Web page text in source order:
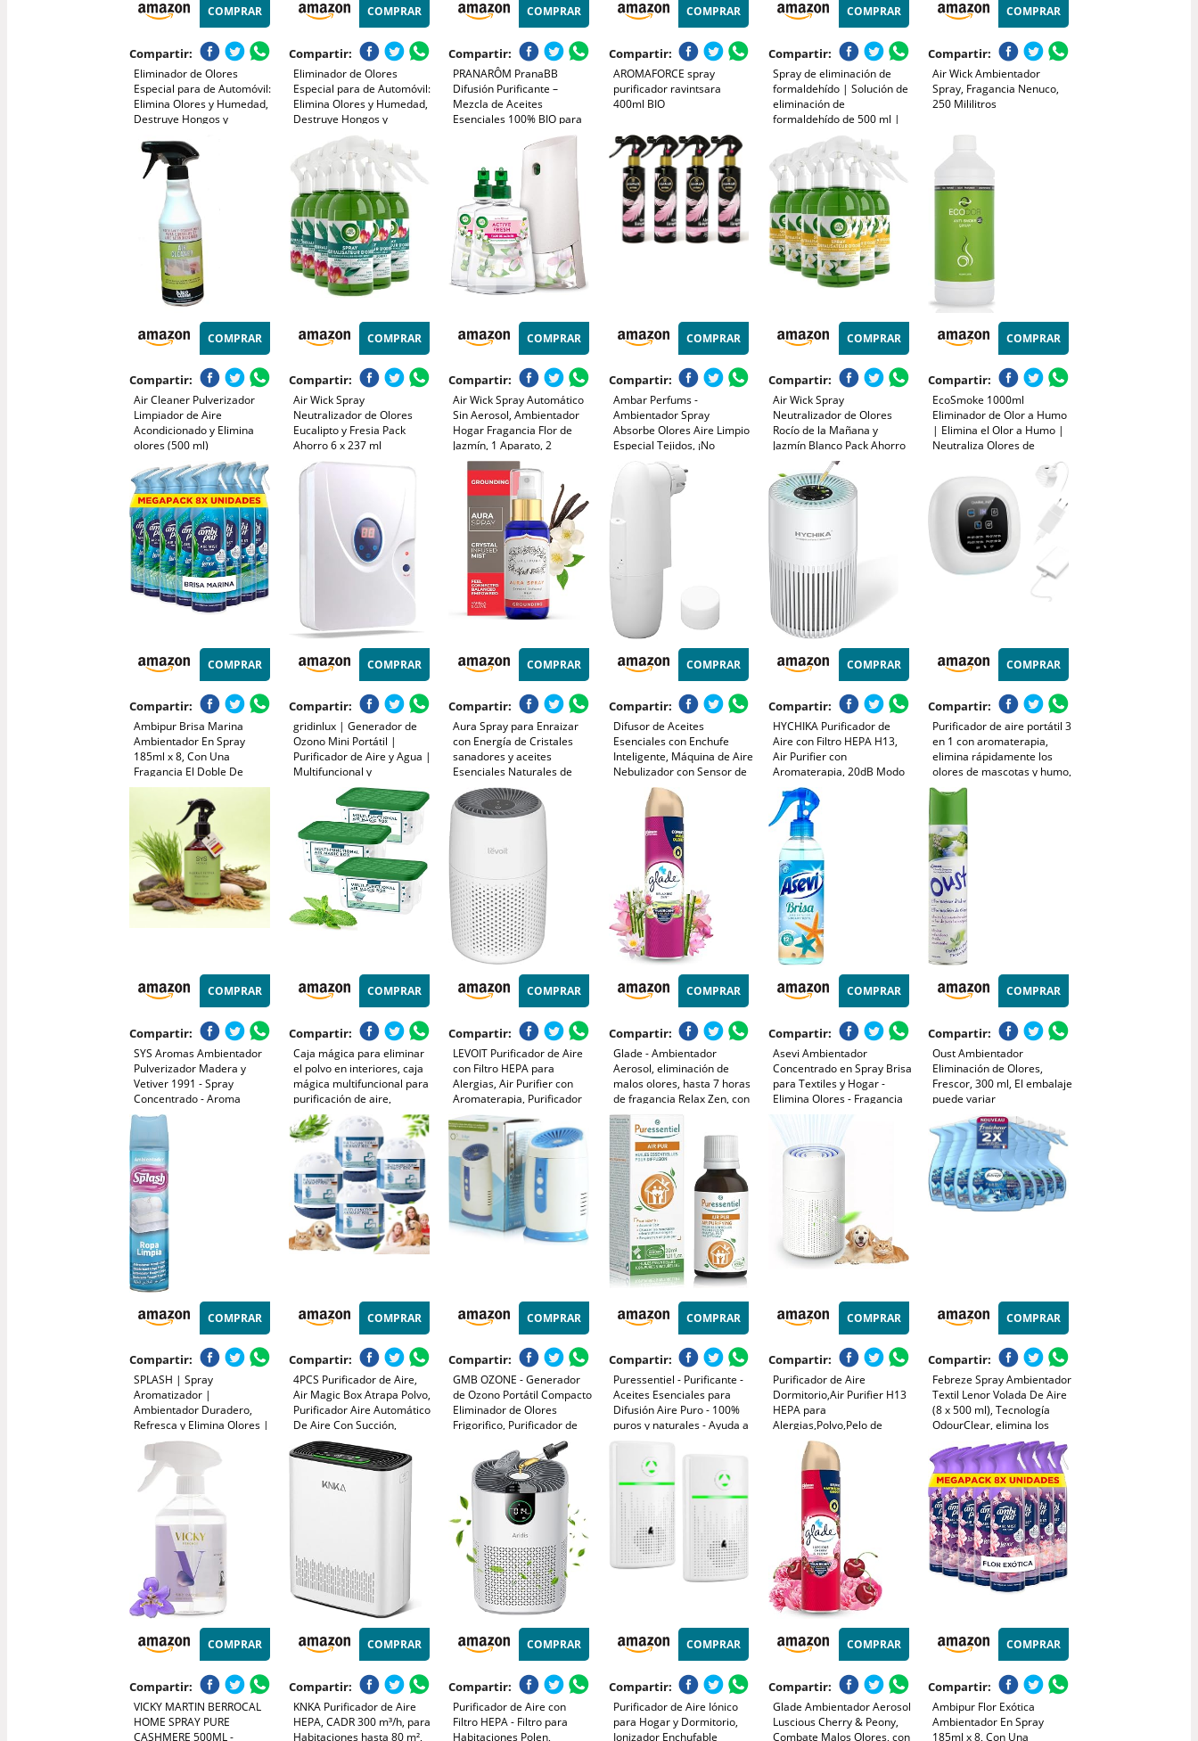
COMPRAR
Compartir:
Eliminador de Olores
Especial para de Automóvil:
Elimina Olores y Humedad,
Destruye Hongos y
Rápido - Aire Fresco y
Limpio en Tu Coche 150ml,
Olor Brisa Marina - 3
Unidad
COMPRAR
Compartir:
Eliminador de Olores
Especial para de Automóvil:
Elimina Olores y Humedad,
Destruye Hongos y
Bacterias, Uso Fácil y
Rápido - Aire Fresco y
Limpio en Tu Coche 150ml,
Olor Pino - 3 Unidad
COMPRAR
Compartir:
PRANARÔM PranaBB
Difusión Purificante –
Mezcla de Aceites
Esenciales 100% BIO para
Difusor Bebé – Purifica el
Aire y Crea un Ambiente
Saludable – Vegano – 10 ml
COMPRAR
Compartir:
AROMAFORCE spray
purificador ravintsara
400ml BIO
COMPRAR
Compartir:
Spray de eliminación de
formaldehído | Solución de
eliminación de
formaldehído de 500 ml |
Purificador de aire sin olor
para el hogar | Eliminador
de olores domésticos para
muebles, paredes, pisos
COMPRAR
Compartir:
Air Wick Ambientador
Spray, Fragancia Nenuco,
250 Mililitros
COMPRAR
Compartir:
Air Cleaner Pulverizador
Limpiador de Aire
Acondicionado y Elimina
olores (500 ml)
COMPRAR
Compartir:
Air Wick Spray
Neutralizador de Olores
Eucalipto y Fresia Pack
Ahorro 6 x 237 ml
Ambientador en Spray
Eliminador de Olores para
COMPRAR
Compartir:
Air Wick Spray Automático
Sin Aerosol, Ambientador
Hogar Fragancia Flor de
Jazmín, 1 Aparato, 2
Recambios, 24 x 7 Active
Fresh Neutralizador de
Olores, hasta 70 Días de
Frescor
COMPRAR
Compartir:
Ambar Perfums -
Ambientador Spray
Absorbe Olores Aire Limpio
Especial Tejidos, ¡No
mancha! Pack de 4 uds de
280 ml.
COMPRAR
Compartir:
Air Wick Spray
Neutralizador de Olores
Rocío de la Mañana y
Jazmín Blanco Pack Ahorro
6 x 237 ml Ambientador en
Spray Eliminador de Olores
para Hogar
COMPRAR
Compartir:
EcoSmoke 1000ml
Eliminador de Olor a Humo
| Elimina el Olor a Humo |
Neutraliza Olores de
Tabaco y Quemado | Spray
Anti-Humo 100% Orgánico
| Elimina la Nicotina |
Enzimas Vegetales
COMPRAR
Compartir:
Ambipur Brisa Marina
Ambientador En Spray
185ml x 8, Con Una
Fragancia El Doble De
Duradera Que Elimina
Olores Y Deja Un Aroma
Fresco Y Ligero
COMPRAR
Compartir:
gridinlux | Generador de
Ozono Mini Portátil |
Purificador de Aire y Agua |
Multifuncional y
Desinfectante | Filtra y
Neutraliza alérgenos y
Malos olores | Potencia y
duración Personalizable |
10W
COMPRAR
Compartir:
Aura Spray para Enraizar
con Energía de Cristales
sanadores y aceites
Esenciales Naturales de
Vainilla y Clavo de Olor
COMPRAR
Compartir:
Difusor de Aceites
Esenciales con Enchufe
Inteligente, Máquina de Aire
Nebulizador con Sensor de
Luz Bluetooth, 100ml,
Enchufe Europeo de 100 a
240V, Blanco
COMPRAR
Compartir:
HYCHIKA Purificador de
Aire con Filtro HEPA H13,
Air Purifier con
Aromaterapia, 20dB Modo
Sueño, Elimina 99,97% de
Polvo, Polen, Humo y
Olores, 3 Luces Nocturnas,
Temporizador, para Hogar
y Dormitorio
COMPRAR
Compartir:
Purificador de aire portátil 3
en 1 con aromaterapia,
elimina rápidamente los
olores de mascotas y humo,
devuelve el aire fresco a los
compatible con enchufe o
batería externa
COMPRAR
Compartir:
SYS Aromas Ambientador
Pulverizador Madera y
Vetiver 1991 - Spray
Concentrado - Aroma
Amaderado y Cítrico -
Fragancia Duradera,
Elimina Olores - Ideal para
Hogar, Oficina, Baño - 300
ml
COMPRAR
Compartir:
Caja mágica para eliminar
el polvo en interiores, caja
mágica multifuncional para
purificación de aire,
recolección automática de
polvo y fórmula de extracto
de plantas, frescura
duradera para el
COMPRAR
Compartir:
LEVOIT Purificador de Aire
con Filtro HEPA para
Alergias, Air Purifier con
Aromaterapia, Purificador
Aire Silencioso 25dB, Bajo
Consumo de Energía de 7W,
Core Mini
COMPRAR
Compartir:
Glade - Ambientador
Aerosol, eliminación de
malos olores, hasta 7 horas
de fragancia Relax Zen, con
aceites esenciales, 1 unidad
- 300ml (El embalaje puede
variar)
COMPRAR
Compartir:
Asevi Ambientador
Concentrado en Spray Brisa
para Textiles y Hogar -
Elimina Olores - Fragancia
Intensa - Pulverización
Extrafina - 400 ml
COMPRAR
Compartir:
Oust Ambientador
Eliminación de Olores,
Frescor, 300 ml, El embalaje
puede variar
COMPRAR
Compartir:
SPLASH | Spray
Aromatizador |
Ambientador Duradero,
Refresca y Elimina Olores |
Fragancia Fresca Ropa
Limpia | Agitar Antes de
Usar | 300 ml
COMPRAR
Compartir:
4PCS Purificador de Aire,
Air Magic Box Atrapa Polvo,
Purificador Aire Automático
De Aire Con Succión,
Fórmula con Extractos
Vegetales Para el Hogar y la
COMPRAR
Compartir:
GMB OZONE - Generador
de Ozono Portátil Compacto
Eliminador de Olores
Frigorifico, Purificador de
Aire de Espacios Pequeños
para Nevera, Coche,
Zapatero, Armario | Sin
Cables | Funciona con Pilas.
COMPRAR
Compartir:
Puressentiel - Purificante -
Aceites Esenciales para
Difusión Aire Puro - 100%
puros y naturales - Ayuda a
purificar el aire y respirar
un aire más limpio - 30ml
COMPRAR
Compartir:
Purificador de Aire
Dormitorio,Air Purifier H13
HEPA para
Alergias,Polvo,Pelo de
Mascotas,Humo y
Olores,Mini Purificador Aire
Silencioso 37 dB para
Hogar y Oficina
COMPRAR
Compartir:
Febreze Spray Ambientador
Textil Lenor Volada De Aire
(8 x 500 ml), Tecnología
OdourClear, elimina los
olores de tus textiles para
dejar solo un perfume
fresco,
COMPRAR
Compartir:
VICKY MARTIN BERROCAL
HOME SPRAY PURE
CASHMERE 500ML -
COMPRAR
Compartir:
KNKA Purificador de Aire
HEPA, CADR 300 m³/h, para
Habitaciones hasta 80 m²,
COMPRAR
Compartir:
Purificador de Aire con
Filtro HEPA - Filtro para
Habitaciones Polen,
COMPRAR
Compartir:
Purificador de Aire Iónico
para Hogar y Dormitorio,
Ionizador Enchufable
COMPRAR
Compartir:
Glade Ambientador Aerosol
Luscious Cherry & Peony,
Combate Malos Olores, con
COMPRAR
Compartir:
Ambipur Flor Exótica
Ambientador En Spray
185ml x 8, Con Una